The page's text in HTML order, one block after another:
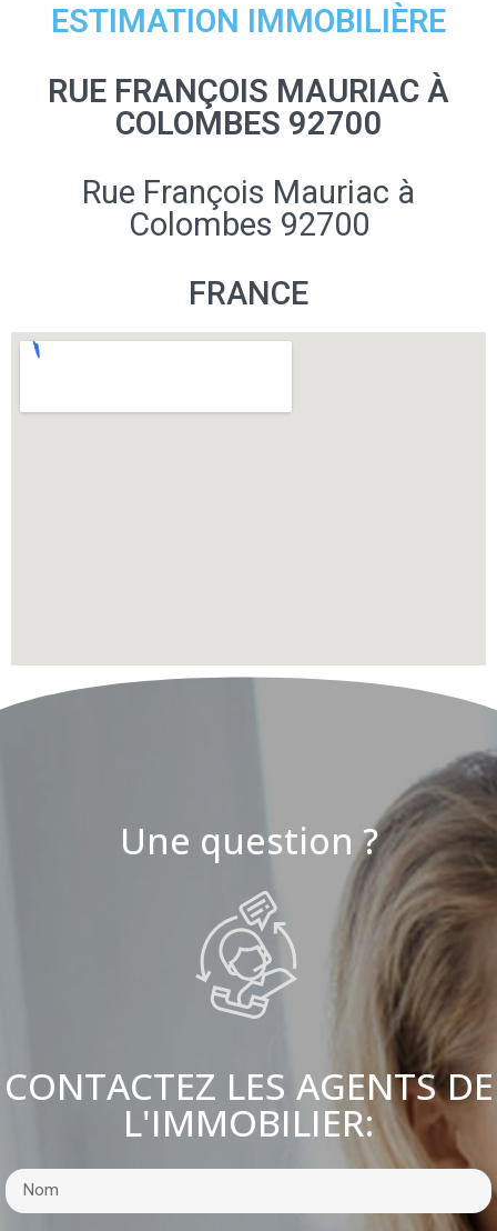
ESTIMATION IMMOBILIÈRE
RUE FRANÇOIS MAURIAC À
COLOMBES 92700
Rue François Mauriac à
Colombes 92700
FRANCE
Une question ?
CONTACTEZ LES AGENTS DE
L'IMMOBILIER: